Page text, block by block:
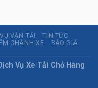
VẬN TẢI
TIN TỨC
CHÀNH XE
BÁO GIÁ
Vụ Xe Tải Chở Hàng